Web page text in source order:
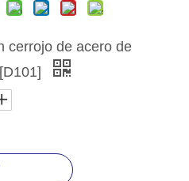
cerrojo de acero de